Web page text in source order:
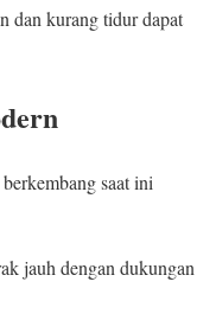
dan kurang tidur dapat
saat ini
jauh dengan dukungan